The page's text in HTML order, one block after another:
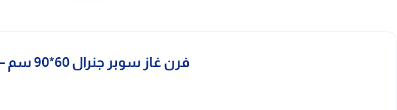
فرن غاز سوبر جنرال 60*90 سم – تركي – ستيل KSGC9501FSFS